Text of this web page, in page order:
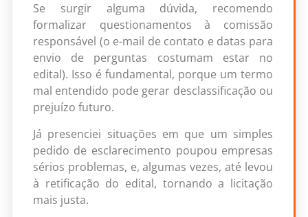
Se surgir alguma dúvida, recomendo
formalizar questionamentos à comissão
responsável (o e-mail de contato e datas para
envio de perguntas costumam estar no
edital). Isso é fundamental, porque um termo
mal entendido pode gerar desclassificação ou
prejuízo futuro.
Já presenciei situações em que um simples
pedido de esclarecimento poupou empresas
sérios problemas, e, algumas vezes, até levou
à retificação do edital, tornando a licitação
mais justa.